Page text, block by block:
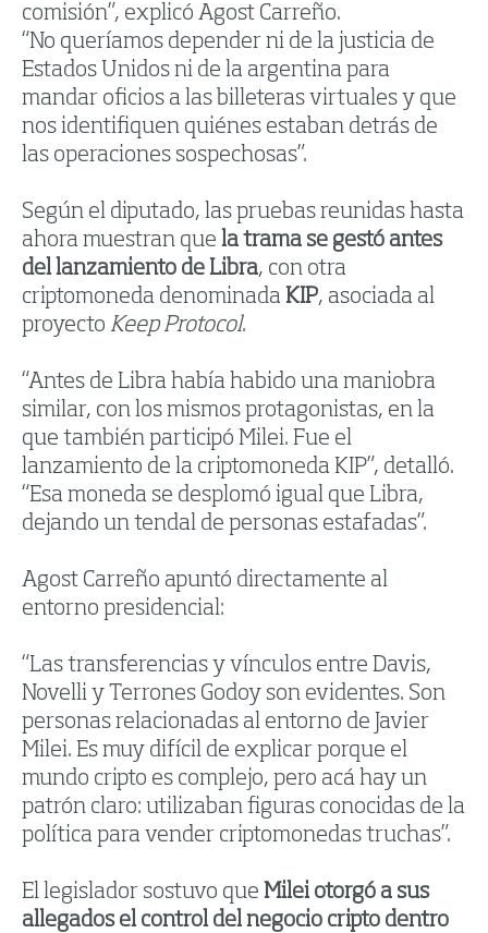
comisión”, explicó Agost Carreño.
“No queríamos depender ni de la justicia de
Estados Unidos ni de la argentina para
mandar oficios a las billeteras virtuales y que
nos identifiquen quiénes estaban detrás de
las operaciones sospechosas”.
Según el diputado, las pruebas reunidas hasta
ahora muestran que la trama se gestó antes
del lanzamiento de Libra, con otra
criptomoneda denominada KIP, asociada al
proyecto Keep Protocol.
“Antes de Libra había habido una maniobra
similar, con los mismos protagonistas, en la
que también participó Milei. Fue el
lanzamiento de la criptomoneda KIP”, detalló.
“Esa moneda se desplomó igual que Libra,
dejando un tendal de personas estafadas”.
Agost Carreño apuntó directamente al
entorno presidencial:
“Las transferencias y vínculos entre Davis,
Novelli y Terrones Godoy son evidentes. Son
personas relacionadas al entorno de Javier
Milei. Es muy difícil de explicar porque el
mundo cripto es complejo, pero acá hay un
patrón claro: utilizaban figuras conocidas de la
política para vender criptomonedas truchas”.
El legislador sostuvo que Milei otorgó a sus
allegados el control del negocio cripto dentro